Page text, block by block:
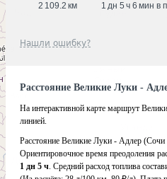
2 109.2 км 1 дн 5 ч 6 мин в
Нашли ошибку?
Расстояние Великие Луки -
На интерактивной карте маршрут
линией.
Расстояние Великие Луки - Адлер (Сочи
Ориентировочное время преодоления
1 дн 5 ч. Средний расход топлива